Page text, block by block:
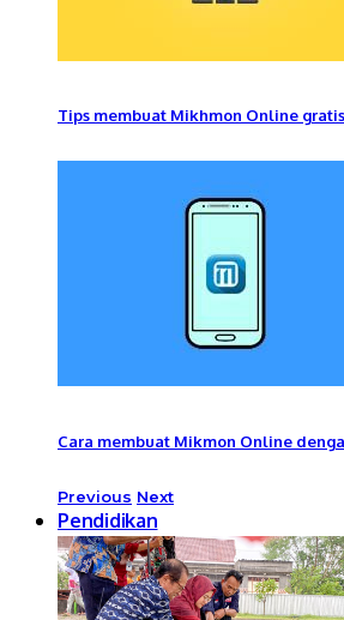
Tips membuat Mikhmon Online gratis
Cara membuat Mikmon Online
Previous Next
Pendidikan